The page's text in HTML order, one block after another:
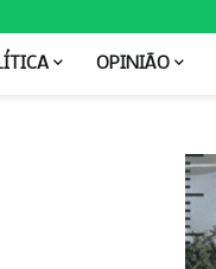
OPINIÃO